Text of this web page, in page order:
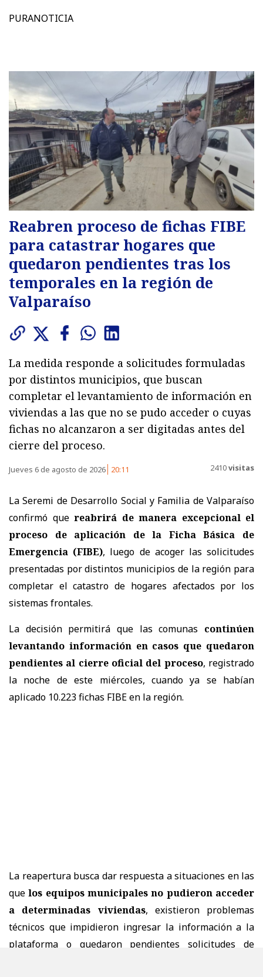
PURANOTICIA
Reabren proceso de fichas FIBE
para catastrar hogares que
quedaron pendientes tras los
temporales en la región de
Valparaíso
La medida responde a solicitudes formuladas
por distintos municipios, que buscan
completar el levantamiento de información en
viviendas a las que no se pudo acceder o cuyas
fichas no alcanzaron a ser digitadas antes del
cierre del proceso.
Jueves 6 de agosto de 2026 20:11 2410visitas
La Seremi de Desarrollo Social y Familia de Valparaíso
confirmó que reabrirá de manera excepcional el
proceso de aplicación de la Ficha Básica de
Emergencia (FIBE), luego de acoger las solicitudes
presentadas por distintos municipios de la región para
completar el catastro de hogares afectados por los
sistemas frontales.
La decisión permitirá que las comunas continúen
levantando información en casos que quedaron
pendientes al cierre oficial del proceso, registrado
la noche de este miércoles, cuando ya se habían
aplicado 10.223 fichas FIBE en la región.
La reapertura busca dar respuesta a situaciones en las
que los equipos municipales no pudieron acceder
a determinadas viviendas, existieron problemas
técnicos que impidieron ingresar la información a la
plataforma o quedaron pendientes solicitudes de